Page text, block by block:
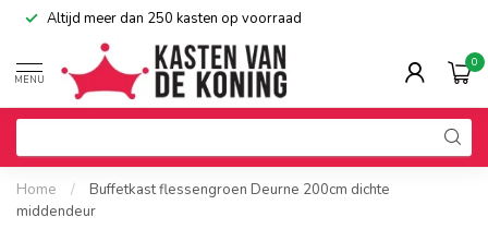
Altijd meer dan 250 kasten op voorraad
MENU
0
Home /
Buffetkast flessengroen Deurne 200cm dichte
middendeur